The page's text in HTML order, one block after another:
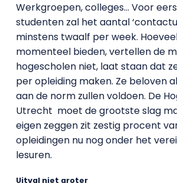
Werkgroepen, colleges… Voor
studenten zal het aantal
minstens twaalf per week.
momenteel bieden, vertellen de
hogescholen niet, laat staan dat
per opleiding maken. Ze beloven
aan de norm zullen voldoen. De
Utrecht moet de grootste slag
eigen zeggen zit zestig procent
opleidingen nu nog onder het
lesuren.
Uitval niet groter